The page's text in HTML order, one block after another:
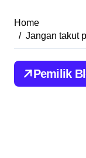
Home
Jangan takut
Pemilik